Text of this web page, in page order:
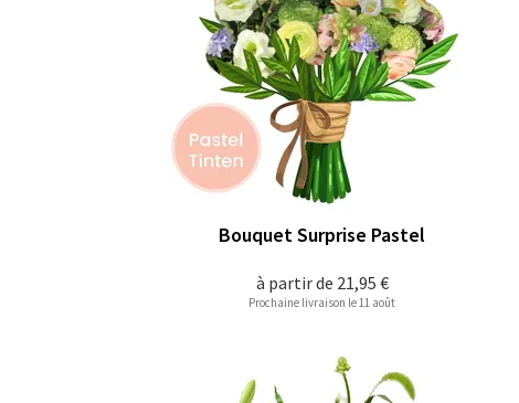
à partir de 21,95 €
Bouquet Surprise Pastel
Prochaine livraison le 11 août